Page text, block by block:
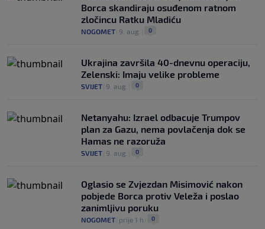
Borca skandiraju osuđenom ratnom
zločincu Ratku Mladiću
NOGOMET 9. aug. 0
Ukrajina završila 40-dnevnu operaciju,
Zelenski: Imaju velike probleme
SVIJET 9. aug. 0
Netanyahu: Izrael odbacuje Trumpov
plan za Gazu, nema povlačenja dok se
Hamas ne razoruža
SVIJET 9. aug. 0
Oglasio se Zvjezdan Misimović nakon
pobjede Borca protiv Veleža i poslao
zanimljivu poruku
NOGOMET prije 1 h 0